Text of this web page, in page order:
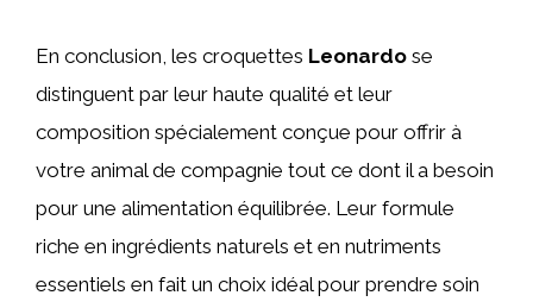
En conclusion, les croquettes Leonardo se
distinguent par leur haute qualité et leur
composition spécialement conçue pour offrir à
votre animal de compagnie tout ce dont il a besoin
pour une alimentation équilibrée. Leur formule
riche en ingrédients naturels et en nutriments
essentiels en fait un choix idéal pour prendre soin